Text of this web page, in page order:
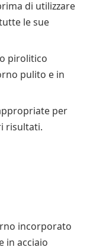
di utilizzare
le sue
pirolitico
pulito e in
per
risultati.
incorporato
in acciaio